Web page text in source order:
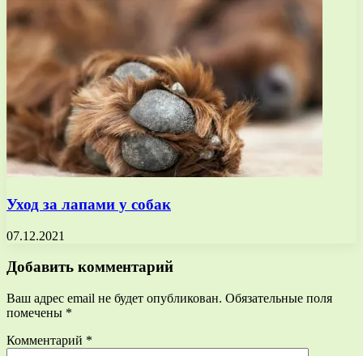
Уход за лапами у собак
07.12.2021
Добавить комментарий
Ваш адрес email не будет опубликован. Обязательные поля
помечены *
Комментарий *